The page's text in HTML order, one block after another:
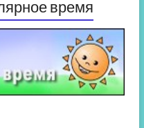
время